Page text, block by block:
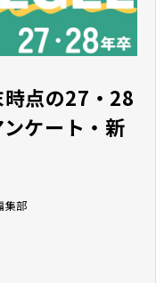
点の27・28
ケート・新
集部